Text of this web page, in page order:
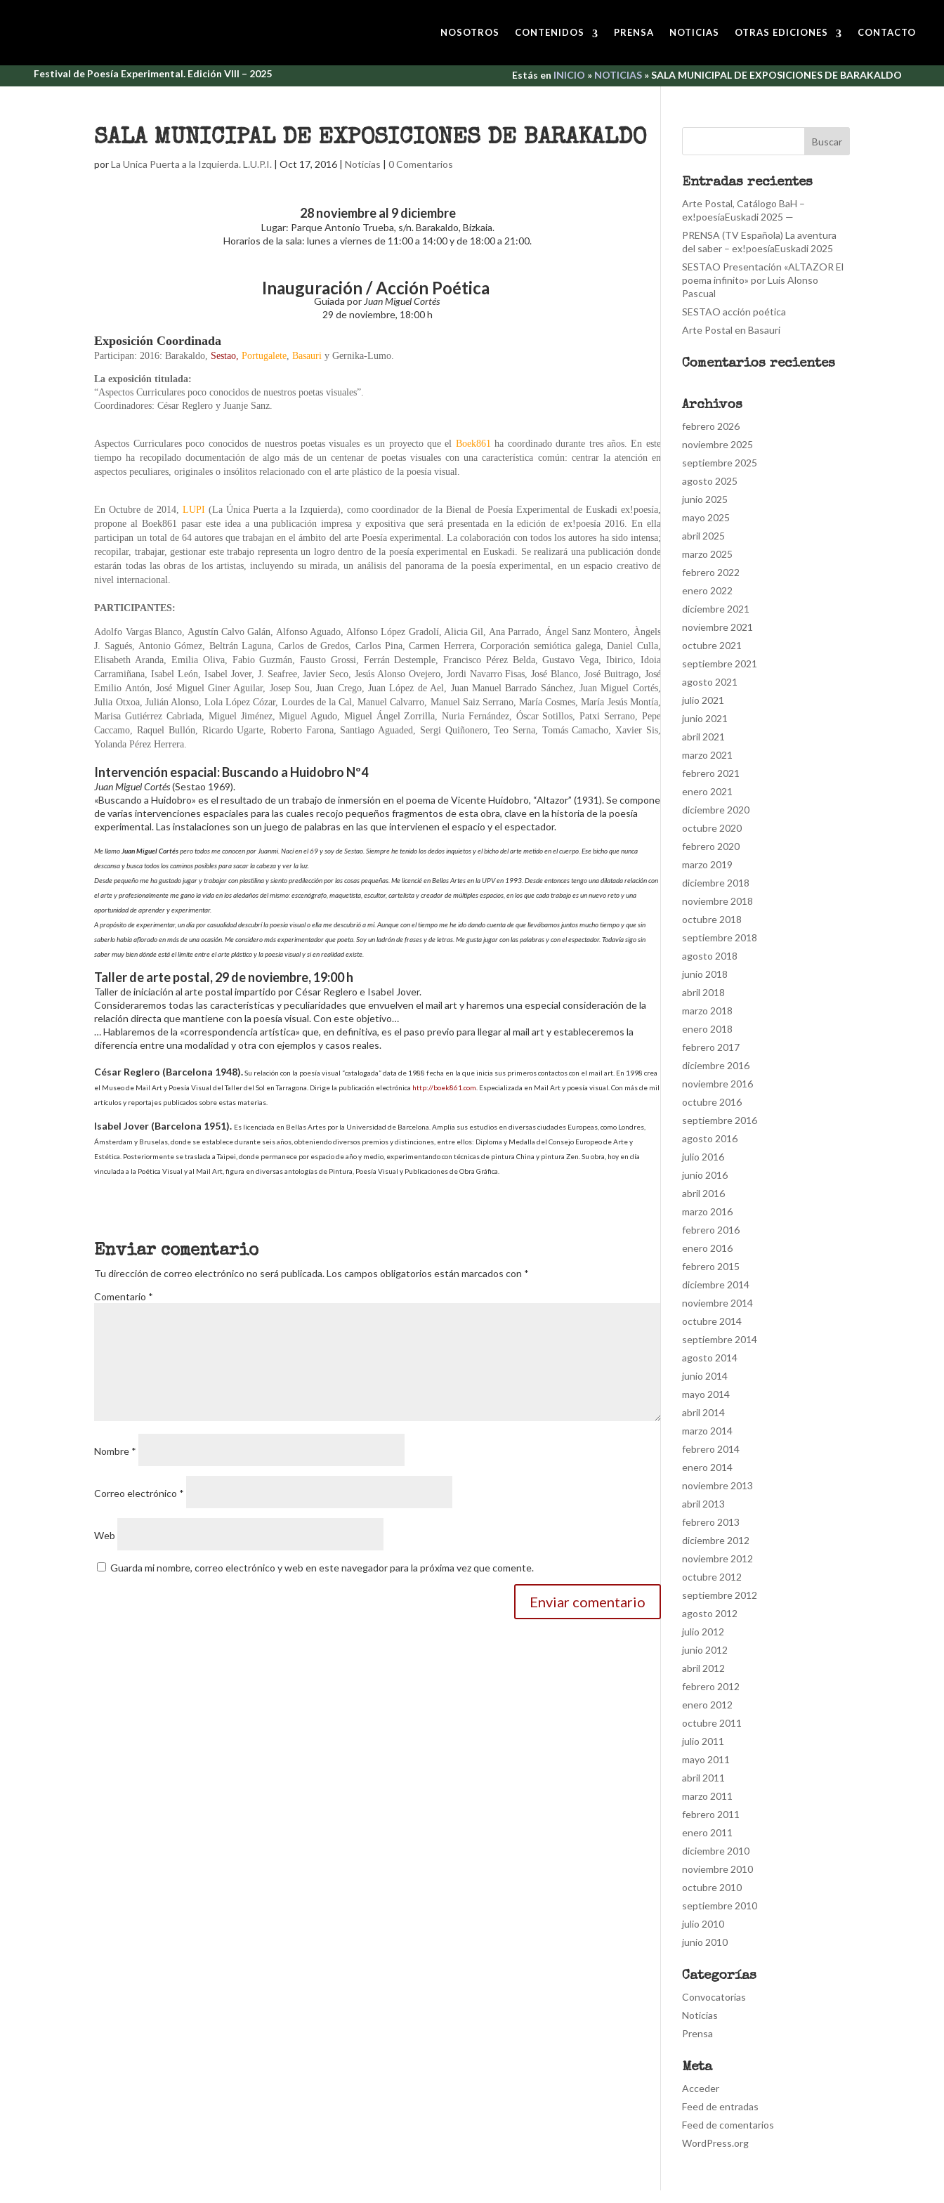
NOSOTROS CONTENIDOS PRENSA NOTICIAS OTRAS EDICIONES CONTACTO
Festival de Poesía Experimental. Edición VIII – 2025 Estás en INICIO » NOTICIAS »SALA MUNICIPAL DE EXPOSICIONES DE BARAKALDO
SALA MUNICIPAL DE EXPOSICIONES DE BARAKALDO
porLa Unica Puerta a la Izquierda. L.U.P.I. |Oct 17, 2016 |Noticias |0 Comentarios
28 noviembre al 9 diciembre
Lugar: Parque Antonio Trueba, s/n. Barakaldo, Bizkaia.
Horarios de la sala: lunes a viernes de 11:00 a 14:00 y de 18:00 a 21:00.
Inauguración / Acción Poética
Guiada por Juan Miguel Cortés
29 de noviembre, 18:00 h
Exposición Coordinada
Participan: 2016: Barakaldo, Sestao, Portugalete,Basauriy Gernika-Lumo.
La exposición titulada:
“Aspectos Curriculares poco conocidos de nuestros poetas visuales”.
Coordinadores:César Reglero y Juanje Sanz.
Aspectos Curriculares poco conocidos de nuestros poetas visuales es un proyecto que el Boek861 ha coordinado durante tres años. En este
tiempo ha recopilado documentación de algo más de un centenar de poetas visuales con una característica común: centrar la atención en
aspectos peculiares, originales o insólitos relacionado con el arte plástico de la poesía visual.
En Octubre de 2014,LUPI (La Única Puerta a la Izquierda), como coordinador de la Bienal de Poesía Experimental de Euskadi ex!poesía,
propone al Boek861 pasar este idea a una publicación impresa y expositiva que será presentada en la edición de ex!poesía 2016. En ella
participan un total de 64 autores que trabajan en el ámbito del arte Poesía experimental. La colaboración con todos los autores ha sido intensa;
recopilar, trabajar, gestionar este trabajo representa un logro dentro de la poesía experimental en Euskadi. Se realizará una publicación donde
estarán todas las obras de los artistas, incluyendo su mirada, un análisis del panorama de la poesía experimental, en un espacio creativo de
nivel internacional.
PARTICIPANTES:
Adolfo Vargas Blanco, Agustín Calvo Galán, Alfonso Aguado, Alfonso López Gradolí, Alicia Gil, Ana Parrado, Ángel Sanz Montero, Àngels
J. Sagués, Antonio Gómez, Beltrán Laguna, Carlos de Gredos, Carlos Pina, Carmen Herrera, Corporación semiótica galega, Daniel Culla,
Elisabeth Aranda, Emilia Oliva, Fabio Guzmán, Fausto Grossi, Ferrán Destemple, Francisco Pérez Belda, Gustavo Vega, Ibirico, Idoia
Carramiñana, Isabel León, Isabel Jover, J. Seafree, Javier Seco, Jesús Alonso Ovejero, Jordi Navarro Fisas, José Blanco, José Buitrago, José
Emilio Antón, José Miguel Giner Aguilar, Josep Sou, Juan Crego, Juan López de Ael, Juan Manuel Barrado Sánchez, Juan Miguel Cortés,
Julia Otxoa, Julián Alonso, Lola López Cózar, Lourdes de la Cal, Manuel Calvarro, Manuel Saiz Serrano, María Cosmes, María Jesús Montía,
Marisa Gutiérrez Cabriada, Miguel Jiménez, Miguel Agudo, Miguel Ángel Zorrilla, Nuria Fernández, Óscar Sotillos, Patxi Serrano, Pepe
Caccamo, Raquel Bullón, Ricardo Ugarte, Roberto Farona, Santiago Aguaded, Sergi Quiñonero, Teo Serna, Tomás Camacho, Xavier Sis,
Yolanda Pérez Herrera.
Intervención espacial: Buscando a Huidobro Nº4
Juan Miguel Cortés(Sestao 1969).
«Buscando a Huidobro» es el resultado de un trabajo de inmersión en el poema de Vicente Huidobro, “Altazor” (1931). Se compone
de varias intervenciones espaciales para las cuales recojo pequeños fragmentos de esta obra, clave en la historia de la poesía
experimental. Las instalaciones son un juego de palabras en las que intervienen el espacio y el espectador.
Me llamo Juan Miguel Cortéspero todos me conocen por Juanmi. Nací en el 69 y soy de Sestao. Siempre he tenido los dedos inquietos y el bicho del arte metido en el cuerpo. Ese bicho que nunca
descansa y busca todos los caminos posibles para sacar la cabeza y ver la luz.
Desde pequeño me ha gustado jugar y trabajar con plastilina y siento predilección por las cosas pequeñas. Me licencié en Bellas Artes en la UPV en 1993. Desde entonces tengo una dilatada relación con
el arte y profesionalmente me gano la vida en los aledaños del mismo: escenógrafo, maquetista, escultor, cartelista y creador de múltiples espacios, en los que cada trabajo es un nuevo reto y una
oportunidad de aprender y experimentar.
A propósito de experimentar, un día por casualidad descubrí la poesía visual o ella me descubrió a mí. Aunque con el tiempo me he ido dando cuenta de que llevábamos juntos mucho tiempo y que sin
saberlo había aflorado en más de una ocasión. Me considero más experimentador que poeta. Soy un ladrón de frases y de letras. Me gusta jugar con las palabras y con el espectador. Todavía sigo sin
saber muy bien dónde está el límite entre el arte plástico y la poesía visual y si en realidad existe.
Taller de arte postal, 29 de noviembre, 19:00 h
Taller de iniciación al arte postal impartido por César Reglero e Isabel Jover.
Consideraremos todas las características y peculiaridades que envuelven el mail art y haremos una especial consideración de la
relación directa que mantiene con la poesía visual. Con este objetivo…
… Hablaremos de la «correspondencia artística» que, en definitiva, es el paso previo para llegar al mail art y estableceremos la
diferencia entre una modalidad y otra con ejemplos y casos reales.
César Reglero (Barcelona 1948). Su relación con la poesía visual “catalogada” data de 1988 fecha en la que inicia sus primeros contactos con el mail art. En 1998 crea
el Museo de Mail Art y Poesía Visual del Taller del Sol en Tarragona. Dirige la publicación electrónica http://boek861.com . Especializada en Mail Art y poesía visual. Con más de mil
artículos y reportajes publicados sobre estas materias.
Isabel Jover (Barcelona 1951). Es licenciada en Bellas Artes por la Universidad de Barcelona. Amplia sus estudios en diversas ciudades Europeas, como Londres,
Ámsterdam y Bruselas, donde se establece durante seis años, obteniendo diversos premios y distinciones, entre ellos: Diploma y Medalla del Consejo Europeo de Arte y
Estética. Posteriormente se traslada a Taipei, donde permanece por espacio de año y medio, experimentando con técnicas de pintura China y pintura Zen. Su obra, hoy en día
vinculada a la Poética Visual y al Mail Art, figura en diversas antologías de Pintura, Poesía Visual y Publicaciones de Obra Gráfica.
Enviar comentario
Tu dirección de correo electrónico no será publicada. Los campos obligatorios están marcados con *
Comentario *
Nombre *
Correo electrónico *
Web
Guarda mi nombre, correo electrónico y web en este navegador para la próxima vez que comente.
Entradas recientes
Arte Postal, Catálogo BaH –
ex!poesíaEuskadi 2025 —
PRENSA (TV Española) La aventura
del saber – ex!poesíaEuskadi 2025
SESTAO Presentación «ALTAZOR El
poema infinito» por Luis Alonso
Pascual
SESTAO acción poética
Arte Postal en Basauri
Comentarios recientes
Archivos
febrero 2026
noviembre 2025
septiembre 2025
agosto 2025
junio 2025
mayo 2025
abril 2025
marzo 2025
febrero 2022
enero 2022
diciembre 2021
noviembre 2021
octubre 2021
septiembre 2021
agosto 2021
julio 2021
junio 2021
abril 2021
marzo 2021
febrero 2021
enero 2021
diciembre 2020
octubre 2020
febrero 2020
marzo 2019
diciembre 2018
noviembre 2018
octubre 2018
septiembre 2018
agosto 2018
junio 2018
abril 2018
marzo 2018
enero 2018
febrero 2017
diciembre 2016
noviembre 2016
octubre 2016
septiembre 2016
agosto 2016
julio 2016
junio 2016
abril 2016
marzo 2016
febrero 2016
enero 2016
febrero 2015
diciembre 2014
noviembre 2014
octubre 2014
septiembre 2014
agosto 2014
junio 2014
mayo 2014
abril 2014
marzo 2014
febrero 2014
enero 2014
noviembre 2013
abril 2013
febrero 2013
diciembre 2012
noviembre 2012
octubre 2012
septiembre 2012
agosto 2012
julio 2012
junio 2012
abril 2012
febrero 2012
enero 2012
octubre 2011
julio 2011
mayo 2011
abril 2011
marzo 2011
febrero 2011
enero 2011
diciembre 2010
noviembre 2010
octubre 2010
septiembre 2010
julio 2010
junio 2010
Categorías
Convocatorias
Noticias
Prensa
Meta
Acceder
Feed de entradas
Feed de comentarios
WordPress.org